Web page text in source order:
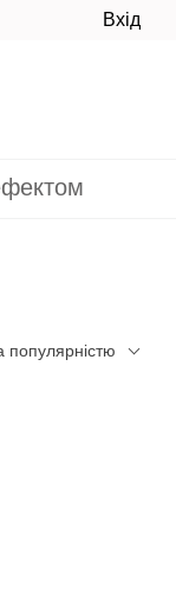
Вхід
популярністю